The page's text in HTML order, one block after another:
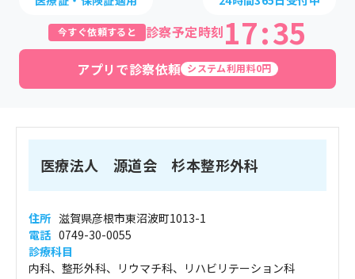
今すぐ依頼すると 診察予定時刻17:35
アプリで診察依頼 システム利用料0円
医療法人 源道会 杉本整形外科
住所 滋賀県彦根市東沼波町1013-1
電話 0749-30-0055
診療科目
内科、整形外科、リウマチ科、リハビリテーション科